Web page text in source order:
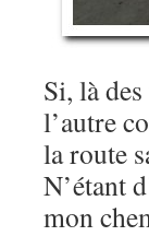
Si, là
l’autre
la route
N’étant
mon